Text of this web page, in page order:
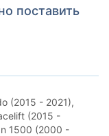
поставить
(2015 - 2021),
(2015 -
1500 (2000 -